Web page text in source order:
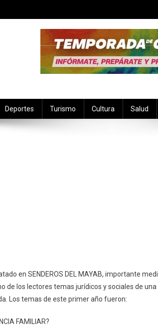
Deportes Turismo Cultura Salud
en SENDEROS DEL MAYAB, importante
de los lectores temas jurídicos y sociales de
Los temas de este primer año fueron:
FAMILIAR?